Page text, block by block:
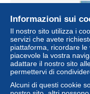
Informazioni sui
Il nostro sito utilizza i
servizi che avete
piattaforma, ricordare
piacevole la vostra
adattare il nostro sito
permettervi di
Alcuni di questi cookie